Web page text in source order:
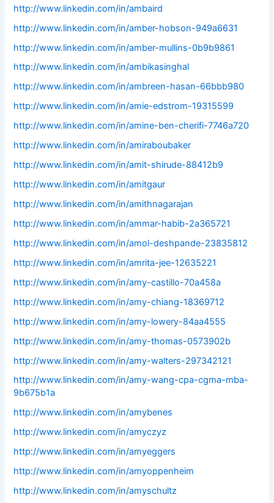
http://www.linkedin.com/in/ambaird
http://www.linkedin.com/in/amber-hobson-949a6631
http://www.linkedin.com/in/amber-mullins-0b9b9861
http://www.linkedin.com/in/ambikasinghal
http://www.linkedin.com/in/ambreen-hasan-66bbb980
http://www.linkedin.com/in/amie-edstrom-19315599
http://www.linkedin.com/in/amine-ben-cherifi-7746a720
http://www.linkedin.com/in/amiraboubaker
http://www.linkedin.com/in/amit-shirude-88412b9
http://www.linkedin.com/in/amitgaur
http://www.linkedin.com/in/amithnagarajan
http://www.linkedin.com/in/ammar-habib-2a365721
http://www.linkedin.com/in/amol-deshpande-23835812
http://www.linkedin.com/in/amrita-jee-12635221
http://www.linkedin.com/in/amy-castillo-70a458a
http://www.linkedin.com/in/amy-chiang-18369712
http://www.linkedin.com/in/amy-lowery-84aa4555
http://www.linkedin.com/in/amy-thomas-0573902b
http://www.linkedin.com/in/amy-walters-297342121
http://www.linkedin.com/in/amy-wang-cpa-cgma-mba-
9b675b1a
http://www.linkedin.com/in/amybenes
http://www.linkedin.com/in/amyczyz
http://www.linkedin.com/in/amyeggers
http://www.linkedin.com/in/amyoppenheim
http://www.linkedin.com/in/amyschultz